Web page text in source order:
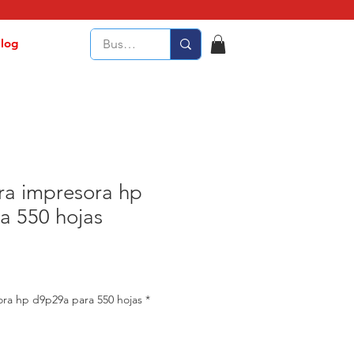
impresora hp
550 hojas
hp d9p29a para 550 hojas *